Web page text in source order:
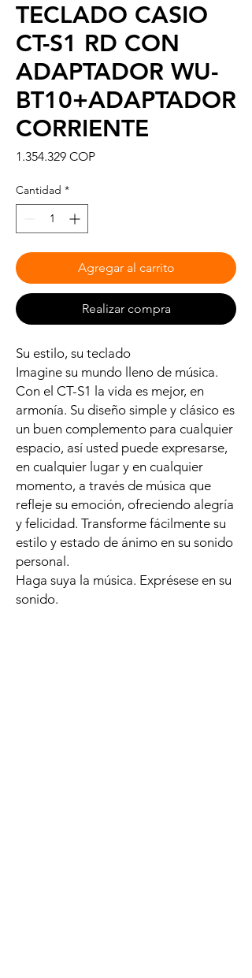
TECLADO CASIO
CT-S1 RD CON
ADAPTADOR WU-
BT10+ADAPTADOR
CORRIENTE
1.354.329 COPPrecio
Cantidad *
Agregar al carrito
Realizar compra
Su estilo, su teclado
Imagine su mundo lleno de música.
Con el CT-S1 la vida es mejor, en
armonía. Su diseño simple y clásico es
un buen complemento para cualquier
espacio, así usted puede expresarse,
en cualquier lugar y en cualquier
momento, a través de música que
refleje su emoción, ofreciendo alegría
y felicidad. Transforme fácilmente su
estilo y estado de ánimo en su sonido
personal.
Haga suya la música. Exprésese en su
sonido.